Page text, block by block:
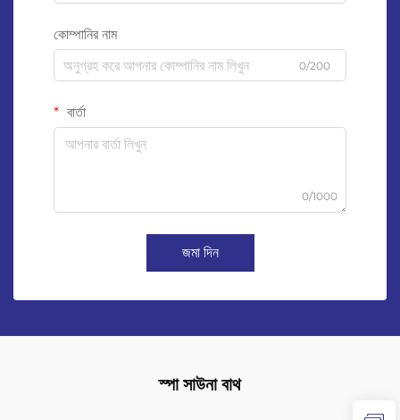
কোম্পানির নাম
0/200
বার্তা
0/1000
জমা দিন
স্পা সাউনা বাথ